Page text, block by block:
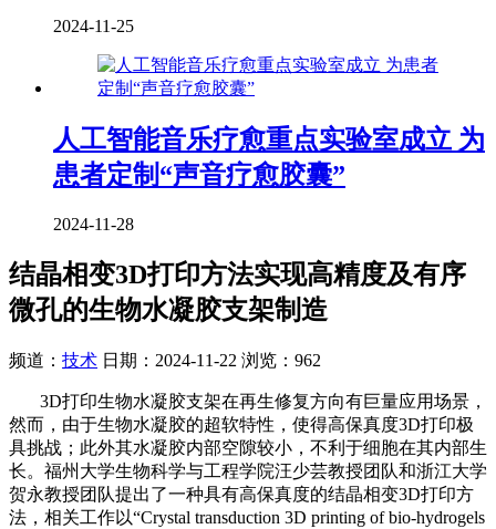
2024-11-25
人工智能音乐疗愈重点实验室成立 为
患者定制“声音疗愈胶囊”
2024-11-28
结晶相变3D打印方法实现高精度及有序
微孔的生物水凝胶支架制造
频道： 技术 日期： 2024-11-22 浏览：962
3D打印生物水凝胶支架在再生修复方向有巨量应用场景，
然而，由于生物水凝胶的超软特性，使得高保真度3D打印极
具挑战；此外其水凝胶内部空隙较小，不利于细胞在其内部生
长。福州大学生物科学与工程学院汪少芸教授团队和浙江大学
贺永教授团队提出了一种具有高保真度的结晶相变3D打印方
法，相关工作以“Crystal transduction 3D printing of bio-hydrogels